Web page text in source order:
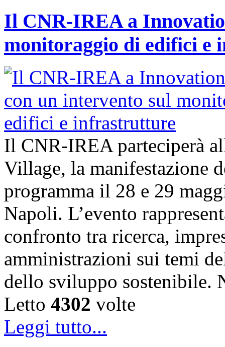
Il CNR-IREA a
monitoraggio di edifici e
Il CNR-IREA parteciperà
Village, la manifestazione
programma il 28 e 29
Napoli. L’evento
confronto tra ricerca,
amministrazioni sui temi
dello sviluppo sostenibile.
Letto 4302 volte
Leggi tutto...